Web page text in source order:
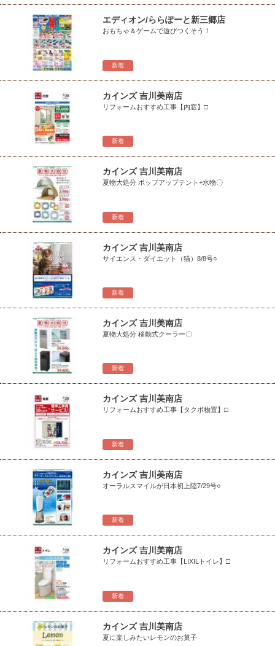
新着
エディオン/ららぽーと新三郷店
おもちゃ＆ゲームで遊びつくそう！
新着
カインズ 吉川美南店
リフォームおすすめ工事【内窓】□
新着
カインズ 吉川美南店
夏物大処分 ポップアップテント+水物〇
新着
カインズ 吉川美南店
サイエンス・ダイエット（猫）8/8号○
新着
カインズ 吉川美南店
夏物大処分 移動式クーラー〇
新着
カインズ 吉川美南店
リフォームおすすめ工事【タクボ物置】□
新着
カインズ 吉川美南店
オーラルスマイルが日本初上陸7/29号○
新着
カインズ 吉川美南店
リフォームおすすめ工事【LIXILトイレ】□
カインズ 吉川美南店
夏に楽しみたいレモンのお菓子